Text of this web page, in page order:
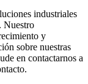
industriales
Nuestro
y
sobre nuestras
en contactarnos a